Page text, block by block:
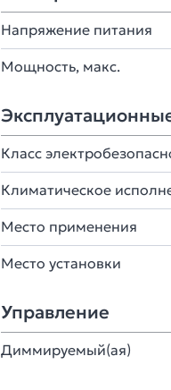
Напряжение питания
Мощность, макс.
Класс
Климатическое
Место применения
Место установки
Управление
Диммируемый(ая)